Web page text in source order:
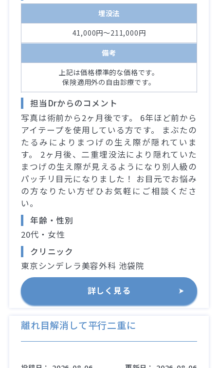
埋没法
41,000円～211,000円
備考
上記は価格標準的な価格です。
保険適用外の自由診療です。
担当Drからのコメント
写真は術前から2ヶ月後です。 6年ほど前から
アイテープを使用している方です。 まぶたの
たるみによりまつげの生え際が隠れていま
す。 2ヶ月後、二重埋没法により隠れていた
まつげの生え際が見えるようになり別人級の
パッチリ目元になりました！ お目元でお悩み
の方なりたい方ぜひお気軽にご相談くださ
い。
年齢・性別
20代・女性
クリニック
東京シンデレラ美容外科 池袋院
詳しく見る
離れ目解消して平行二重に